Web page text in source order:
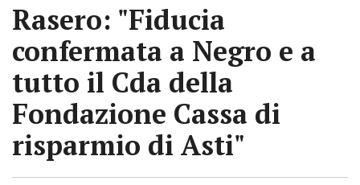
Rasero: "Fiducia
confermata a Negro e a
tutto il Cda della
Fondazione Cassa di
risparmio di Asti"